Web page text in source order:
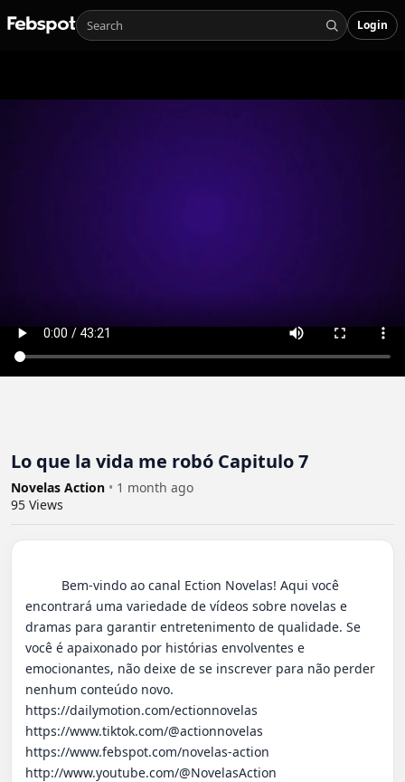
Login
Lo que la vida me robó Capitulo 7
Novelas Action • 1 month ago
95 Views
encontrará uma variedade de vídeos sobre novelas e
dramas para garantir entretenimento de qualidade. Se
você é apaixonado por histórias envolventes e
emocionantes, não deixe de se inscrever para não perder
nenhum conteúdo novo.
https://dailymotion.com/ectionnovelas
https://www.tiktok.com/@actionnovelas
https://www.febspot.com/novelas-action
http://www.youtube.com/@NovelasAction